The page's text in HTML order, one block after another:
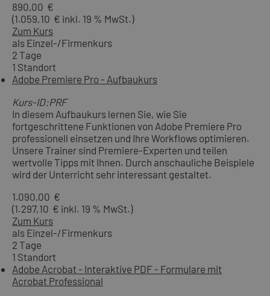
890,00 €
(1.059,10 € inkl. 19 % MwSt.)
Zum Kurs
als Einzel-/Firmenkurs
2 Tage
1 Standort
Adobe Premiere Pro - Aufbaukurs
Kurs-ID:PRF
In diesem Aufbaukurs lernen Sie, wie Sie
fortgeschrittene Funktionen von Adobe Premiere Pro
professionell einsetzen und Ihre Workflows optimieren.
Unsere Trainer sind Premiere-Experten und teilen
wertvolle Tipps mit Ihnen. Durch anschauliche Beispiele
wird der Unterricht sehr interessant gestaltet.
1.090,00 €
(1.297,10 € inkl. 19 % MwSt.)
Zum Kurs
als Einzel-/Firmenkurs
2 Tage
1 Standort
Adobe Acrobat - Interaktive PDF - Formulare mit
Acrobat Professional